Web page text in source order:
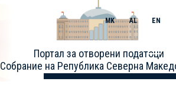
Портал за отворени податоци
Собрание на Република Северна
MK AL EN
Toggle